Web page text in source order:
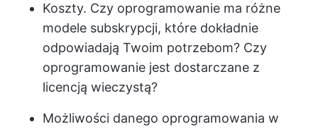
Koszty. Czy oprogramowanie ma różne
modele subskrypcji, które dokładnie
odpowiadają Twoim potrzebom? Czy
oprogramowanie jest dostarczane z
licencją wieczystą?
Możliwości danego oprogramowania w